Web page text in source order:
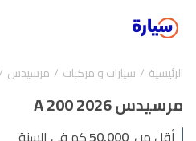
الرئيسية سيارات و مركبات مرسيدس
مرسيدس A 200 2026